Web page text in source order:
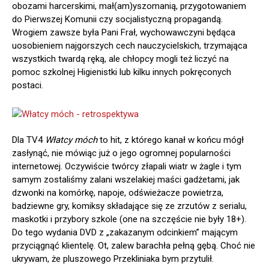
obozami harcerskimi, mał(am)yszomanią, przygotowaniem
do Pierwszej Komunii czy socjalistyczną propagandą.
Wrogiem zawsze była Pani Frał, wychowawczyni będąca
uosobieniem najgorszych cech nauczycielskich, trzymająca
wszystkich twardą ręką, ale chłopcy mogli też liczyć na
pomoc szkolnej Higienistki lub kilku innych pokręconych
postaci.
Dla TV4 Włatcy móchto hit, z którego kanał w końcu mógł
zasłynąć, nie mówiąc już o jego ogromnej popularności
internetowej. Oczywiście twórcy złapali wiatr w żagle i tym
samym zostaliśmy zalani wszelakiej maści gadżetami, jak
dzwonki na komórkę, napoje, odświeżacze powietrza,
badziewne gry, komiksy składające się ze zrzutów z serialu,
maskotki i przybory szkole (one na szczęście nie były 18+).
Do tego wydania DVD z „zakazanym odcinkiem” mającym
przyciągnąć klientelę. Ot, zalew barachła pełną gębą. Choć nie
ukrywam, że pluszowego Przekliniaka bym przytulił.